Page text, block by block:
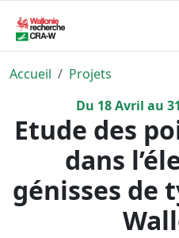
Accueil
Projets
Du 18Avril au 31
Etude des
dans
génisses de